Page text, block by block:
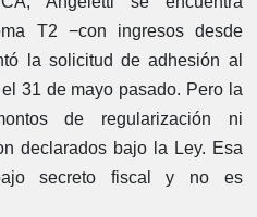
T2 −con ingresos desde
la solicitud de adhesión al
31 de mayo pasado. Pero la
de regularización ni
declarados bajo la Ley. Esa
secreto fiscal y no es